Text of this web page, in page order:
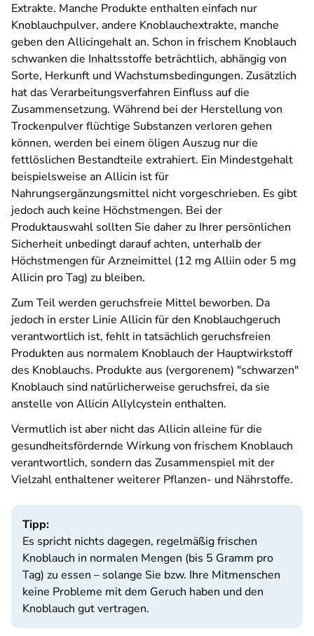
Extrakte. Manche Produkte enthalten einfach nur
Knoblauchpulver, andere Knoblauchextrakte, manche
geben den Allicingehalt an. Schon in frischem Knoblauch
schwanken die Inhaltsstoffe beträchtlich, abhängig von
Sorte, Herkunft und Wachstumsbedingungen. Zusätzlich
hat das Verarbeitungsverfahren Einfluss auf die
Zusammensetzung. Während bei der Herstellung von
Trockenpulver flüchtige Substanzen verloren gehen
können, werden bei einem öligen Auszug nur die
fettlöslichen Bestandteile extrahiert. Ein Mindestgehalt
beispielsweise an Allicin ist für
Nahrungsergänzungsmittel nicht vorgeschrieben. Es gibt
jedoch auch keine Höchstmengen. Bei der
Produktauswahl sollten Sie daher zu Ihrer persönlichen
Sicherheit unbedingt darauf achten, unterhalb der
Höchstmengen für Arzneimittel (12 mg Alliin oder 5 mg
Allicin pro Tag) zu bleiben.
Zum Teil werden geruchsfreie Mittel beworben. Da
jedoch in erster Linie Allicin für den Knoblauchgeruch
verantwortlich ist, fehlt in tatsächlich geruchsfreien
Produkten aus normalem Knoblauch der Hauptwirkstoff
des Knoblauchs. Produkte aus (vergorenem) "schwarzen"
Knoblauch sind natürlicherweise geruchsfrei, da sie
anstelle von Allicin Allylcystein enthalten.
Vermutlich ist aber nicht das Allicin alleine für die
gesundheitsfördernde Wirkung von frischem Knoblauch
verantwortlich, sondern das Zusammenspiel mit der
Vielzahl enthaltener weiterer Pflanzen- und Nährstoffe.
Tipp:
Es spricht nichts dagegen, regelmäßig frischen
Knoblauch in normalen Mengen (bis 5 Gramm pro
Tag) zu essen – solange Sie bzw. Ihre Mitmenschen
keine Probleme mit dem Geruch haben und den
Knoblauch gut vertragen.